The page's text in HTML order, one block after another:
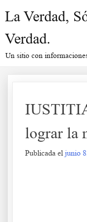
La Verdad,
Verdad.
Un sitio con
lograr la
Publicada el junio